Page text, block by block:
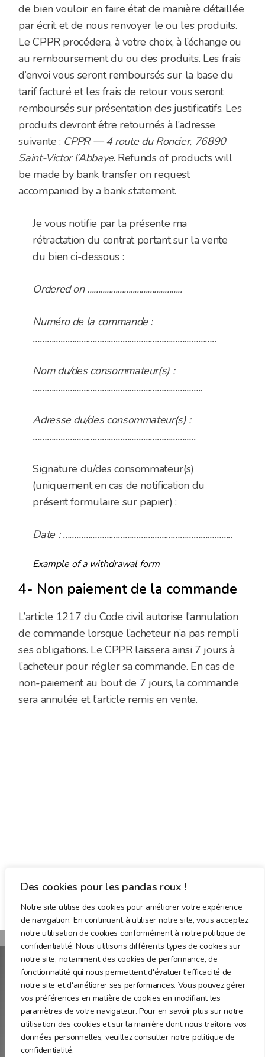
Des cookies pour les pandas roux !
Notre site utilise des cookies pour améliorer votre expérience
de navigation. En continuant à utiliser notre site, vous acceptez
notre utilisation de cookies conformément à notre politique de
confidentialité. Nous utilisons différents types de cookies sur
notre site, notamment des cookies de performance, de
fonctionnalité qui nous permettent d'évaluer l'efficacité de
notre site et d'améliorer ses performances. Vous pouvez gérer
vos préférences en matière de cookies en modifiant les
paramètres de votre navigateur. Pour en savoir plus sur notre
utilisation des cookies et sur la manière dont nous traitons vos
données personnelles, veuillez consulter notre politique de
confidentialité.
de bien vouloir en faire état de manière détaillée
par écrit et de nous renvoyer le ou les produits.
Le CPPR procédera, à votre choix, à l’échange ou
au remboursement du ou des produits. Les frais
d’envoi vous seront remboursés sur la base du
tarif facturé et les frais de retour vous seront
remboursés sur présentation des justificatifs. Les
produits devront être retournés à l’adresse
suivante : CPPR — 4 route du Roncier, 76890
Saint-Victor l’Abbaye. Refunds of products will
be made by bank transfer on request
accompanied by a bank statement.
Je vous notifie par la présente ma
rétractation du contrat portant sur la vente
du bien ci-dessous :
Ordered on ............................................
Numéro de la commande :
……………………………………………………………………..
Nom du/des consommateur(s) :
………………………………………………………………..
Adresse du/des consommateur(s) :
……………………………………………………………..
Signature du/des consommateur(s)
(uniquement en cas de notification du
présent formulaire sur papier) :
Date : ………………………………………………………………..
Example of a withdrawal form
4- Non paiement de la commande
L’article 1217 du Code civil autorise l’annulation
de commande lorsque l’acheteur n’a pas rempli
ses obligations. Le CPPR laissera ainsi 7 jours à
l’acheteur pour régler sa commande. En cas de
non-paiement au bout de 7 jours, la commande
sera annulée et l’article remis en vente.
Red Panda Awareness and Protection Non-profit
Association
ABOUT